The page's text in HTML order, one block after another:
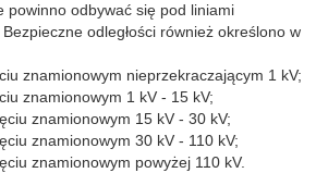
powinno odbywać się pod liniami
odległości również określono w
znamionowym nieprzekraczającym 1 kV;
znamionowym 1 kV - 15 kV;
znamionowym 15 kV - 30 kV;
znamionowym 30 kV - 110 kV;
znamionowym powyżej 110 kV.